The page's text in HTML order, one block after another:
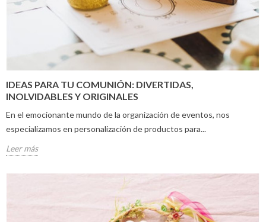
IDEAS PARA TU COMUNIÓN: DIVERTIDAS,
INOLVIDABLES Y ORIGINALES
En el emocionante mundo de la organización de eventos, nos
especializamos en personalización de productos para...
Leer más